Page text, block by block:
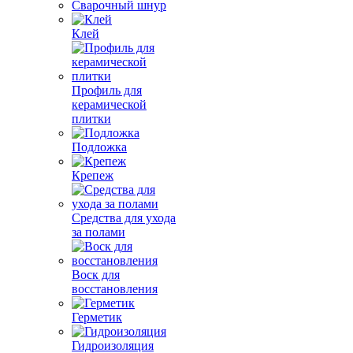
Сварочный шнур
Клей
Профиль для
керамической
плитки
Подложка
Крепеж
Средства для ухода
за полами
Воск для
восстановления
Герметик
Гидроизоляция